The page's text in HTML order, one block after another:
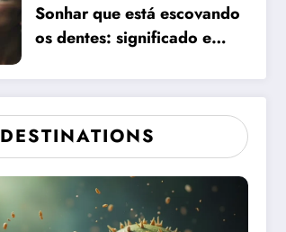
Sonhar que está escovando
os dentes: significado e
DESTINATIONS